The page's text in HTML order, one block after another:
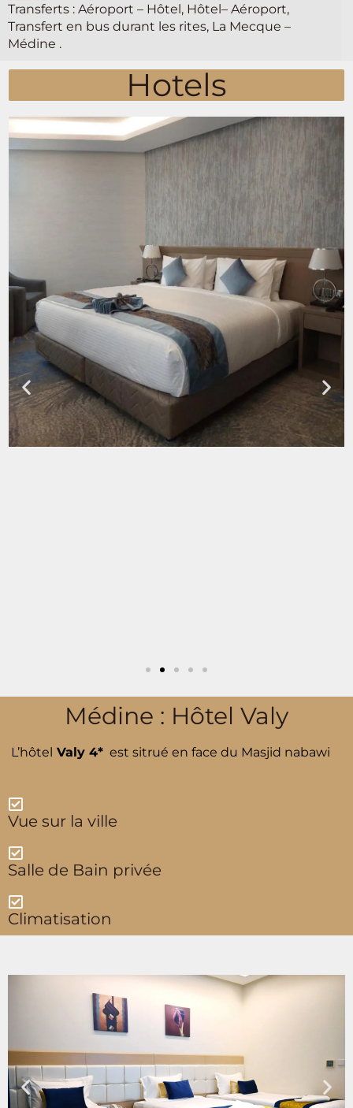
Transferts : Aéroport – Hôtel, Hôtel– Aéroport,
Transfert en bus durant les rites, La Mecque –
Médine .
Hotels
Médine : Hôtel Valy
L’hôtel Valy 4* est sitrué en face du Masjid nabawi
Vue sur la ville
Salle de Bain privée
Climatisation